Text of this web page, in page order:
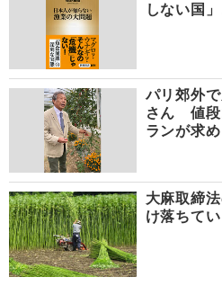
しない国
パリ郊外
さん 値段
ランが求
大麻取締
け落ちて